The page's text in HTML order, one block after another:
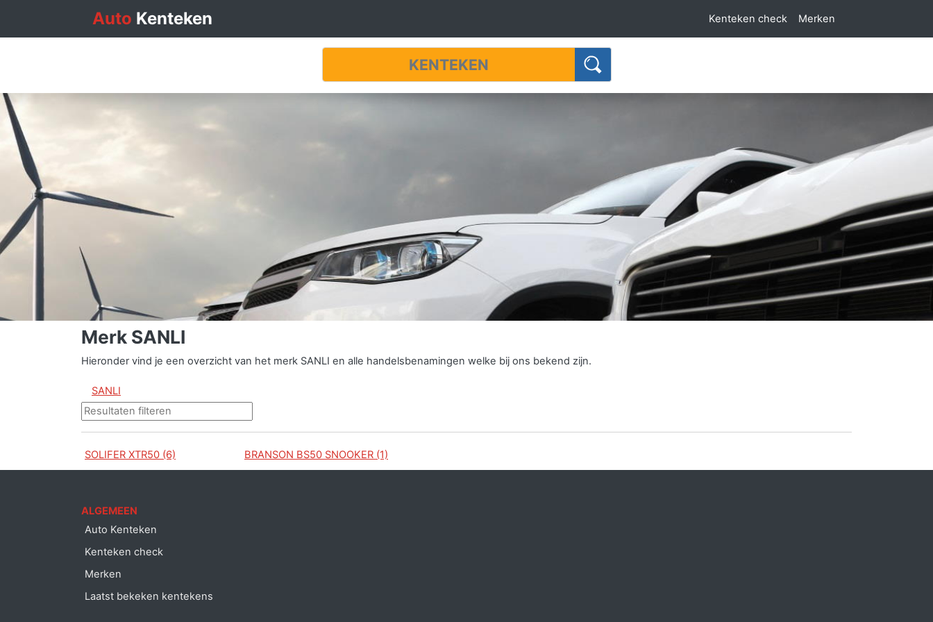
Auto Kenteken Kenteken check Merken
Merk SANLI
Hieronder vind je een overzicht van het merk SANLI en alle handelsbenamingen welke bij ons bekend zijn.
SANLI
SOLIFER XTR50 (6) BRANSON BS50 SNOOKER (1)
ALGEMEEN
Auto Kenteken
Kenteken check
Merken
Laatst bekeken kentekens